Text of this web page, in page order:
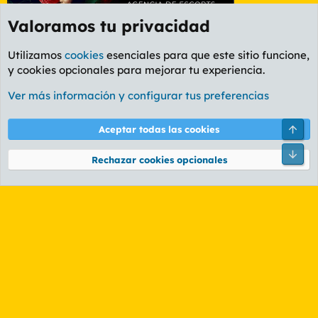
Foro General
Cookies
PL OLDSTYLE AMARILLO
Términos y reglas Política de privacidad Ayuda
Community platform by XenForo® © 2010-2026 XenForo Ltd.
Valoramos tu privacidad
Utilizamos cookies esenciales para que este sitio funcione,
y cookies opcionales para mejorar tu experiencia.
Ver más información y configurar tus preferencias
Aceptar todas las cookies
Rechazar cookies opcionales
Pie